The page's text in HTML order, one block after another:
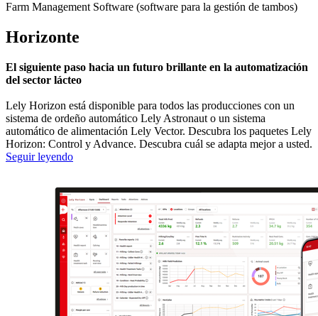
Farm Management Software (software para la gestión de tambos)
Horizonte
El siguiente paso hacia un futuro brillante en la automatización
del sector lácteo
Lely Horizon está disponible para todos las producciones con un
sistema de ordeño automático Lely Astronaut o un sistema
automático de alimentación Lely Vector. Descubra los paquetes Lely
Horizon: Control y Advance. Descubra cuál se adapta mejor a usted.
Seguir leyendo